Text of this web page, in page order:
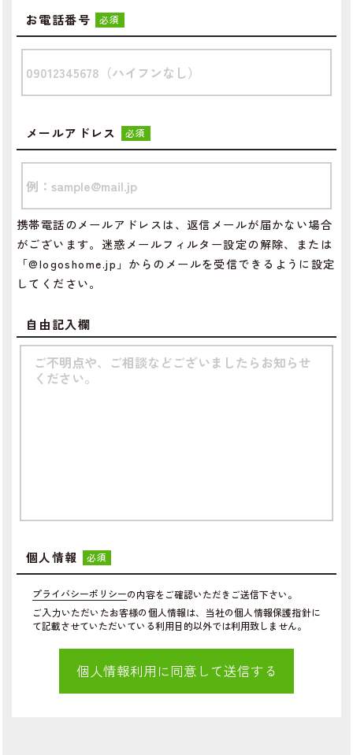
お電話番号 必須
メールアドレス 必須
携帯電話のメールアドレスは、返信メールが届かない場合
がございます。迷惑メールフィルター設定の解除、または
「@logoshome.jp」からのメールを受信できるように設定
してください。
自由記入欄
個人情報 必須
プライバシーポリシーの内容をご確認いただきご送信下さい。
ご入力いただいたお客様の個人情報は、当社の個人情報保護指針に
て記載させていただいている利用目的以外では利用致しません。